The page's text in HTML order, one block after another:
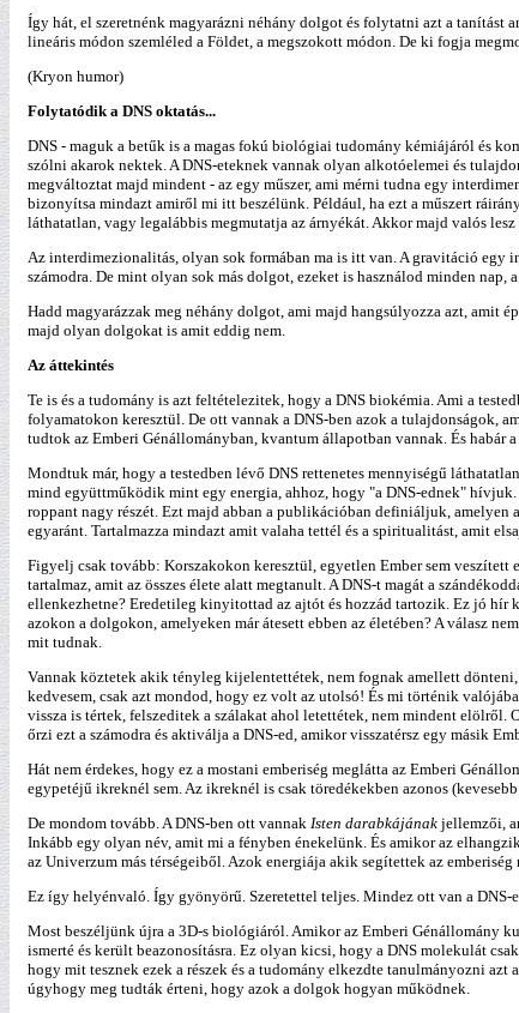
Így hát, el szeretnénk magyarázni néhány dolgot és folytatni azt a tanítást
lineáris módon szemléled a Földet, a megszokott módon. De ki fogja
(Kryon humor)
Folytatódik a DNS oktatás...
DNS - maguk a betűk is a magas fokú biológiai tudomány kémiájáról és
szólni akarok nektek. A DNS-eteknek vannak olyan alkotóelemei és
megváltoztat majd mindent - az egy műszer, ami mérni tudna egy
bizonyítsa mindazt amiről mi itt beszélünk. Például, ha ezt a műszert
láthatatlan, vagy legalábbis megmutatja az árnyékát. Akkor majd valós
Az interdimezionalitás, olyan sok formában ma is itt van. A gravitáció egy
számodra. De mint olyan sok más dolgot, ezeket is használod minden nap,
Hadd magyarázzak meg néhány dolgot, ami majd hangsúlyozza azt, amit
majd olyan dolgokat is amit eddig nem.
Az áttekintés
Te is és a tudomány is azt feltételezitek, hogy a DNS biokémia. Ami a
folyamatokon keresztül. De ott vannak a DNS-ben azok a tulajdonságok,
tudtok az Emberi Génállományban, kvantum állapotban vannak. És
Mondtuk már, hogy a testedben lévő DNS rettenetes mennyiségű
mind együttműködik mint egy energia, ahhoz, hogy "a DNS-ednek"
roppant nagy részét. Ezt majd abban a publikációban definiáljuk,
egyaránt. Tartalmazza mindazt amit valaha tettél és a spiritualitást, amit
Figyelj csak tovább: Korszakokon keresztül, egyetlen Ember sem veszített
tartalmaz, amit az összes élete alatt megtanult. A DNS-t magát a
ellenkezhetne? Eredetileg kinyitottad az ajtót és hozzád tartozik. Ez jó hír
azokon a dolgokon, amelyeken már átesett ebben az életében? A válasz
mit tudnak.
Vannak köztetek akik tényleg kijelentettétek, nem fognak amellett
kedvesem, csak azt mondod, hogy ez volt az utolsó! És mi történik
vissza is tértek, felszeditek a szálakat ahol letettétek, nem mindent elölről.
őrzi ezt a számodra és aktiválja a DNS-ed, amikor visszatérsz egy másik
Hát nem érdekes, hogy ez a mostani emberiség meglátta az Emberi
egypetéjű ikreknél sem. Az ikreknél is csak töredékekben azonos
De mondom tovább. A DNS-ben ott vannak Isten darabkájának jellemzői,
Inkább egy olyan név, amit mi a fényben énekelünk. És amikor az
az Univerzum más térségeiből. Azok energiája akik segítettek az
Ez így helyénvaló. Így gyönyörű. Szeretettel teljes. Mindez ott van a
Most beszéljünk újra a 3D-s biológiáról. Amikor az Emberi Génállomány
ismerté és került beazonosításra. Ez olyan kicsi, hogy a DNS molekulát
hogy mit tesznek ezek a részek és a tudomány elkezdte tanulmányozni
úgyhogy meg tudták érteni, hogy azok a dolgok hogyan működnek.